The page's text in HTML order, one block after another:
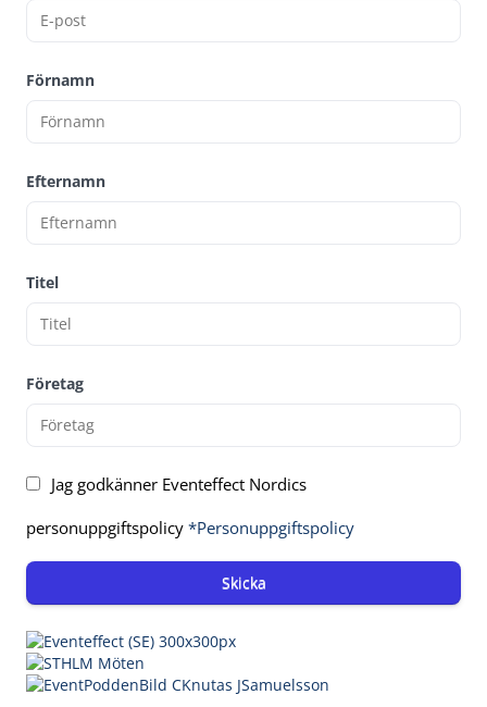
Förnamn
Efternamn
Titel
Företag
Jag godkänner Eventeffect Nordics
personuppgiftspolicy *Personuppgiftspolicy
Skicka